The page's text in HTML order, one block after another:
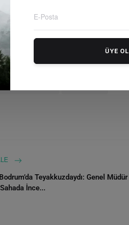
dünyadan sinemaseverleri bu
Bodrum Sinema Sinema Turizmi
Teyakkuzdaydı: Genel Müdür
İnce...
ÜYE OL